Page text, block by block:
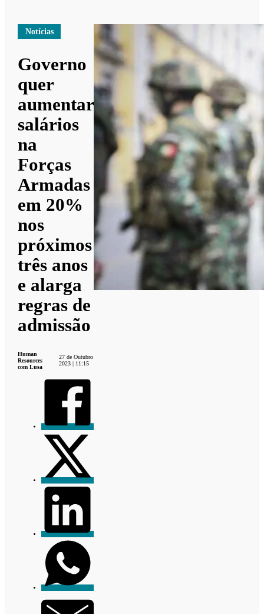
Notícias
Governo
quer
aumentar
salários
na
Forças
Armadas
em 20%
nos
próximos
três anos
e alarga
regras de
admissão
Human
Resources
com Lusa
27 de Outubro
2023 | 11:15